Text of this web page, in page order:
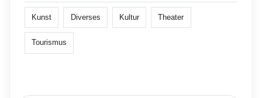
Kunst Diverses Kultur Theater
Tourismus